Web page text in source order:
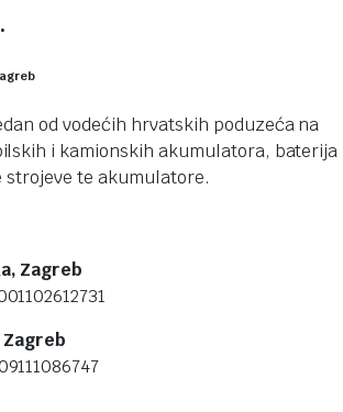
od vodećih hrvatskih poduzeća na
i kamionskih akumulatora, baterija
strojeve te akumulatore.
Zagreb